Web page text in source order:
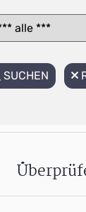
SUCHEN